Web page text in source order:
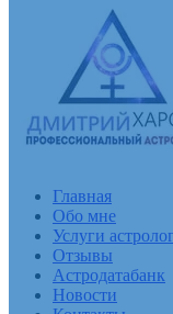
Главная
Обо мне
Услуги
Отзывы
Астродатабанк
Новости